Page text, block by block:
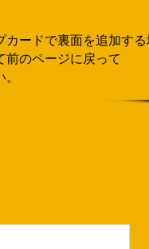
カードで裏面を追加す
前のページに戻って